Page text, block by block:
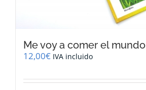
Me voy a comer el mundo
12,00€ IVA incluido